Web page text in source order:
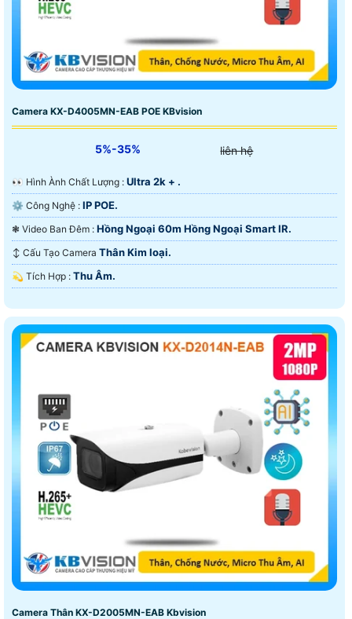
Camera KX-D4005MN-EAB POE KBvision
5%-35% liên hệ
️👀 Hình Ành Chất Lượng : Ultra 2k + .
⚙ Công Nghệ : IP POE.
❃ Video Ban Đêm : Hồng Ngoại 60m Hồng Ngoại Smart IR.
↕️ Cấu Tạo Camera Thân Kim loại.
️💫 Tích Hợp : Thu Âm.
Camera Thân KX-D2005MN-EAB Kbvision